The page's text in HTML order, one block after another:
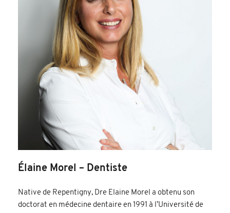
Élaine Morel – Dentiste
Native de Repentigny, Dre Elaine Morel a obtenu son
doctorat en médecine dentaire en 1991 à l’Université de